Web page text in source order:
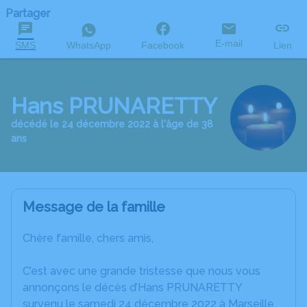
Partager
SMS WhatsApp Facebook E-mail Lien
Hans PRUNARETTY
décédé le 24 décembre 2022 à l'âge de 38
ans
Message de la famille
Chère famille, chers amis,
C’est avec une grande tristesse que nous vous
annonçons le décès d’Hans PRUNARETTY
survenu le samedi 24 décembre 2022 à Marseille.